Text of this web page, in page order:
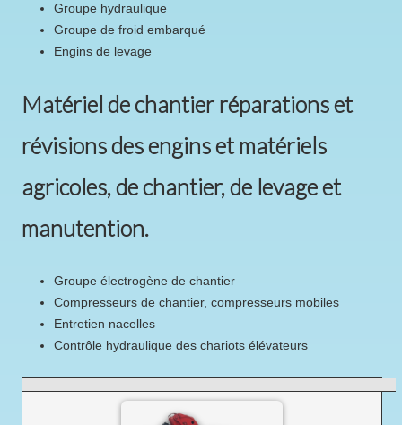
groupe hydraulique
groupe de froid embarqué
engins de levage
Matériel de chantier réparations et
révisions des engins et matériels
agricoles, de chantier, de levage et
manutention.
groupe électrogène de chantier
compresseurs de chantier, compresseurs mobiles
entretien nacelles
contrôle hydraulique des chariots élévateurs